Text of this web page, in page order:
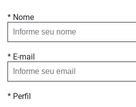
* Nome
* E-mail
* Perfil